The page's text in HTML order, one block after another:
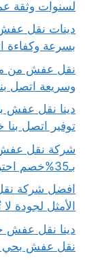
لسنوات وثقة
بسرعة وكفاءة
وسريعة اتصل
دينا نقل عفش
توفير اتصل بنا خدمة
شركة نقل عفش
بـ35%خصم احترافية في كل خطوة اتصل بنا الان
الأمثل لجودة
نقل عفش بحي